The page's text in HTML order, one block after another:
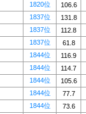
1820位
106.6
1837位
131.8
1837位
112.8
1837位
61.8
1844位
116.9
1844位
114.7
1844位
105.6
1844位
77.7
1844位
73.6